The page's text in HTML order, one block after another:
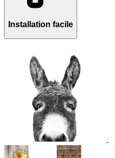
Installation facile